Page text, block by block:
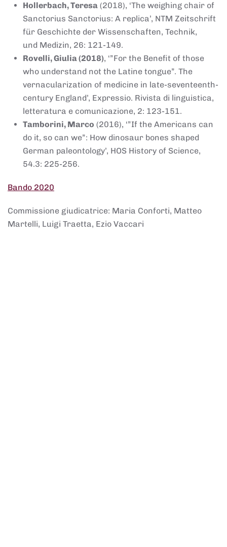
Hollerbach, Teresa (2018), ‘The weighing chair of
Sanctorius Sanctorius: A replica’, NTM Zeitschrift
für Geschichte der Wissenschaften, Technik,
und Medizin, 26: 121-149.
Rovelli, Giulia (2018), ‘”For the Benefit of those
who understand not the Latine tongue”. The
vernacularization of medicine in late-seventeenth-
century England’, Expressio. Rivista di linguistica,
letteratura e comunicazione, 2: 123-151.
Tamborini, Marco (2016), ‘”If the Americans can
do it, so can we”: How dinosaur bones shaped
German paleontology’, HOS History of Science,
54.3: 225-256.
Bando 2020
Commissione giudicatrice: Maria Conforti, Matteo
Martelli, Luigi Traetta, Ezio Vaccari